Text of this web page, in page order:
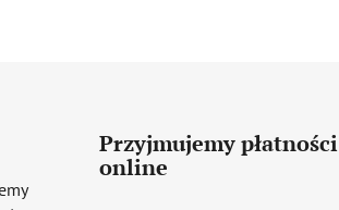
Przyjmujemy płatności
online